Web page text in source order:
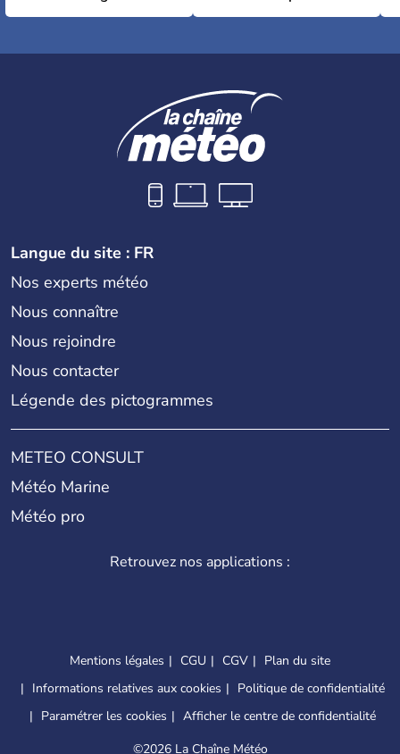
Langue du site : FR
Nos experts météo
Nous connaître
Nous rejoindre
Nous contacter
Légende des pictogrammes
METEO CONSULT
Météo Marine
Météo pro
Retrouvez nos applications :
Mentions légales CGU CGV
Plan du site
Informations relatives aux cookies
Politique de confidentialité
Paramétrer les cookies
Afficher le centre de confidentialité
©2026 La Chaîne Météo